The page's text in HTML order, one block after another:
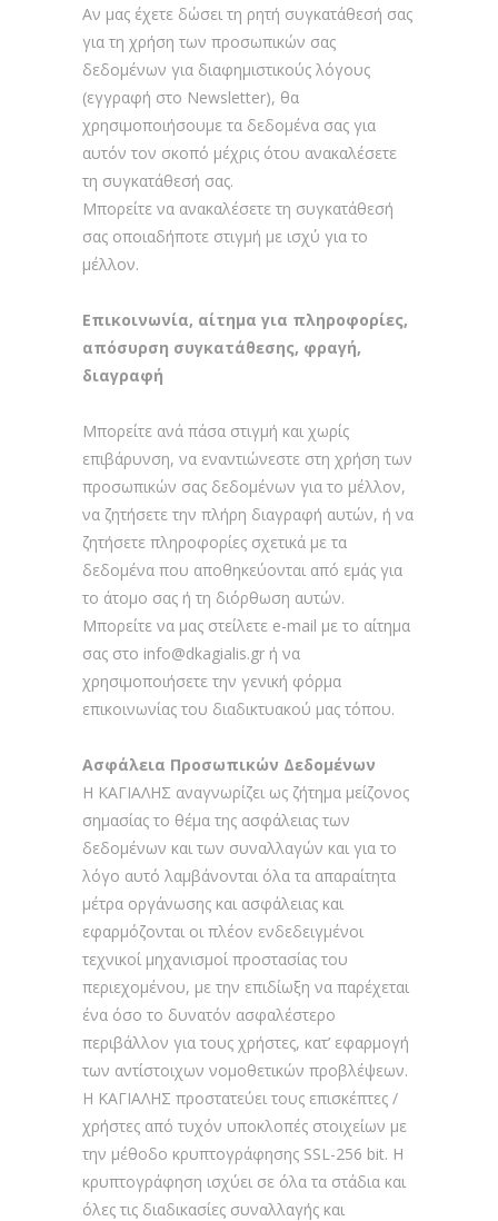
Αν μας έχετε δώσει τη ρητή συγκατάθεσή σας
για τη χρήση των προσωπικών σας
δεδομένων για διαφημιστικούς λόγους
(εγγραφή στο Newsletter), θα
χρησιμοποιήσουμε τα δεδομένα σας για
αυτόν τον σκοπό μέχρις ότου ανακαλέσετε
τη συγκατάθεσή σας.
Μπορείτε να ανακαλέσετε τη συγκατάθεσή
σας οποιαδήποτε στιγμή με ισχύ για το
μέλλον.
Επικοινωνία, αίτημα για πληροφορίες,
απόσυρση συγκατάθεσης, φραγή,
διαγραφή
Μπορείτε ανά πάσα στιγμή και χωρίς
επιβάρυνση, να εναντιώνεστε στη χρήση των
προσωπικών σας δεδομένων για το μέλλον,
να ζητήσετε την πλήρη διαγραφή αυτών, ή να
ζητήσετε πληροφορίες σχετικά με τα
δεδομένα που αποθηκεύονται από εμάς για
το άτομο σας ή τη διόρθωση αυτών.
Μπορείτε να μας στείλετε e-mail με το αίτημα
σας στο info@dkagialis.gr ή να
χρησιμοποιήσετε την γενική φόρμα
επικοινωνίας του διαδικτυακού μας τόπου.
Ασφάλεια Προσωπικών Δεδομένων
H ΚΑΓΙΑΛΗΣ αναγνωρίζει ως ζήτημα μείζονος
σημασίας το θέμα της ασφάλειας των
δεδομένων και των συναλλαγών και για το
λόγο αυτό λαμβάνονται όλα τα απαραίτητα
μέτρα οργάνωσης και ασφάλειας και
εφαρμόζονται οι πλέον ενδεδειγμένοι
τεχνικοί μηχανισμοί προστασίας του
περιεχομένου, με την επιδίωξη να παρέχεται
ένα όσο το δυνατόν ασφαλέστερο
περιβάλλον για τους χρήστες, κατ’ εφαρμογή
των αντίστοιχων νομοθετικών προβλέψεων.
H ΚΑΓΙΑΛΗΣ προστατεύει τους επισκέπτες /
χρήστες από τυχόν υποκλοπές στοιχείων με
την μέθοδο κρυπτογράφησης SSL-256 bit. Η
κρυπτογράφηση ισχύει σε όλα τα στάδια και
όλες τις διαδικασίες συναλλαγής και